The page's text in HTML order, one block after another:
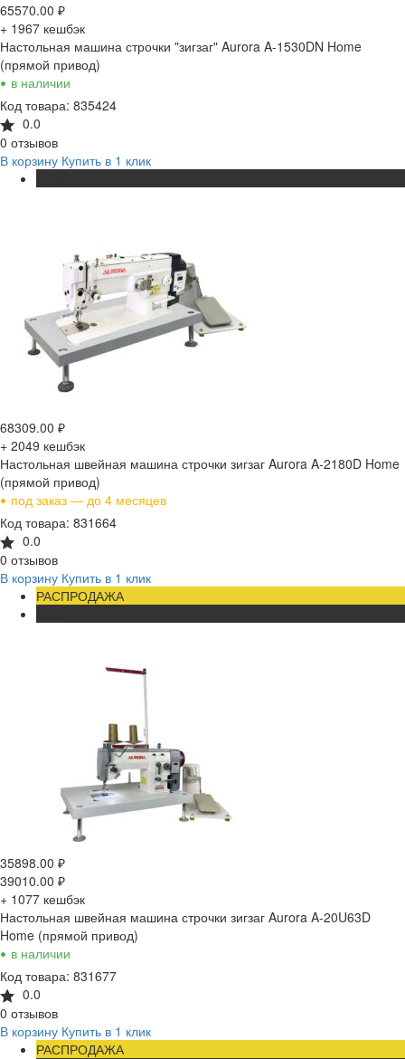
65570.00 ₽
+ 1967 кешбэк
Настольная машина строчки "зигзаг" Aurora A-1530DN Home
(прямой привод)
• в наличии
Код товара: 835424
0.0
0 отзывов
В корзину Купить в 1 клик
68309.00 ₽
+ 2049 кешбэк
Настольная швейная машина строчки зигзаг Aurora A-2180D Home
(прямой привод)
• под заказ — до 4 месяцев
Код товара: 831664
0.0
0 отзывов
В корзину Купить в 1 клик
РАСПРОДАЖА
35898.00 ₽
39010.00 ₽
+ 1077 кешбэк
Настольная швейная машина строчки зигзаг Aurora A-20U63D
Home (прямой привод)
• в наличии
Код товара: 831677
0.0
0 отзывов
В корзину Купить в 1 клик
РАСПРОДАЖА